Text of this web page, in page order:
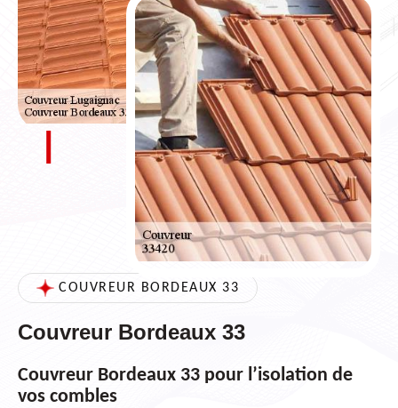
COUVREUR BORDEAUX 33
Couvreur Bordeaux 33
Couvreur Bordeaux 33 pour l’isolation de
vos combles